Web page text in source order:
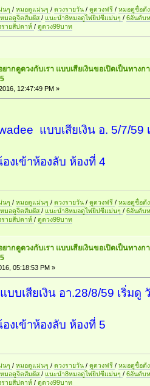
นๆ/หมอดูแม่นๆ/ดวงรายวัน/ดูดวงฟรี/หมอดูชื่อดั
หมอดูจิตสัมผัส/ แนะนำ8หมอดูไพ่ยิปซีแม่นๆ/6อันดับ
รายสัปดาห์/ดูดวง99บาท
ากดูดวงกับเรา แบบเสียเงินขอเปิดเป็นทางก
12:47:49 PM »
แบบเสียเงิน อ. 5/7/59
งเข้าห้องลับ ห้องที่ 4
นๆ/หมอดูแม่นๆ/ดวงรายวัน/ดูดวงฟรี/หมอดูชื่อดั
หมอดูจิตสัมผัส/ แนะนำ8หมอดูไพ่ยิปซีแม่นๆ/6อันดับ
รายสัปดาห์/ดูดวง99บาท
ากดูดวงกับเรา แบบเสียเงินขอเปิดเป็นทางก
05:18:53 PM »
บเสียเงิน อา.28/8/59 เริ่มดู
งเข้าห้องลับ ห้องที่ 5
นๆ/หมอดูแม่นๆ/ดวงรายวัน/ดูดวงฟรี/หมอดูชื่อดั
หมอดูจิตสัมผัส/ แนะนำ8หมอดูไพ่ยิปซีแม่นๆ/6อันดับ
รายสัปดาห์/ดูดวง99บาท